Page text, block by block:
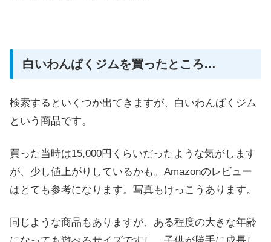
白いわんぱくジムを買ったところ…
検索するといくつか出てきますが、白いわんぱくジム
という商品です。
買った当時は15,000円くらいだったような気がします
が、少し値上がりしているかも。Amazonのレビュー
はとても参考になります。写真もけっこうあります。
同じような商品もありますが、ある程度の大きな年齢